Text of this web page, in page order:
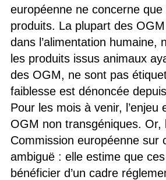
européenne ne concerne
produits. La plupart des
dans l’alimentation humaine,
les produits issus animaux
des OGM, ne sont pas
faiblesse est dénoncée
Pour les mois à venir, l’enjeu
OGM non transgéniques. Or,
Commission européenne sur
ambiguë : elle estime que
bénéficier d’un cadre